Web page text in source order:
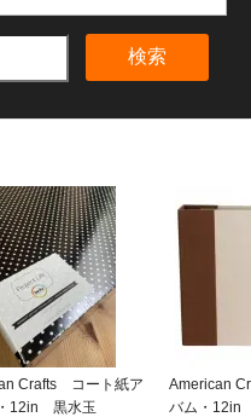
検索
Crafts コート紙ア
12in 黒水玉
American
バム・